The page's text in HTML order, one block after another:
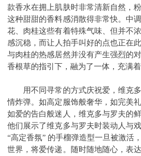
款香水在拥上肌肤时非常清新自然，
这种甜甜的香料感消散得非常快。中
花、肉桂这些有着特殊气味、但并不
感沉稳，而让人拍手叫好的点也正
与肉桂的热感居然并没有产生强烈的
香根草的指引下，融为了一体，充满
用不同寻常的方式庆祝爱，维克多
情炸弹。如高定服饰般奢华，如完美
如爱的告白般迷人，维克多与罗夫的
他们展示了维克多与罗夫时装动人与
“高定香氛” 的手榴弹造型一旦被激活
世界，将爱传递。随时随地随心，表